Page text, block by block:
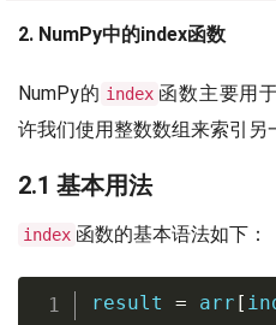
2. NumPy中的index函数
NumPy的 index 函数主要用
许我们使用整数数组来索引另
2.1 基本用法
index 函数的基本语法如下：
result = arr [